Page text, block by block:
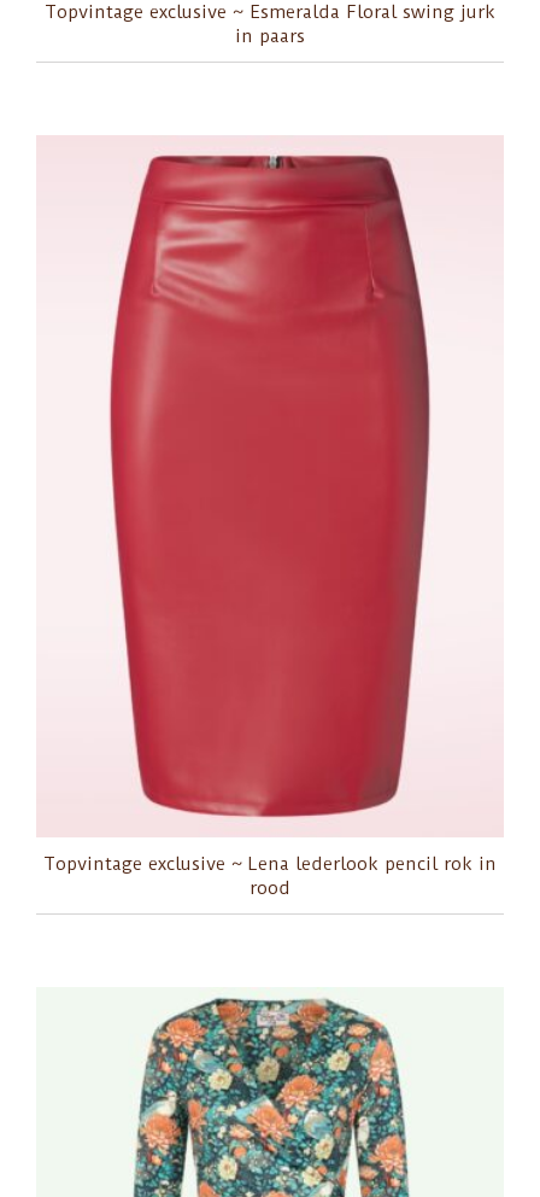
Topvintage exclusive ~ Esmeralda Floral swing jurk
in paars
Topvintage exclusive ~ Lena lederlook pencil rok in
rood